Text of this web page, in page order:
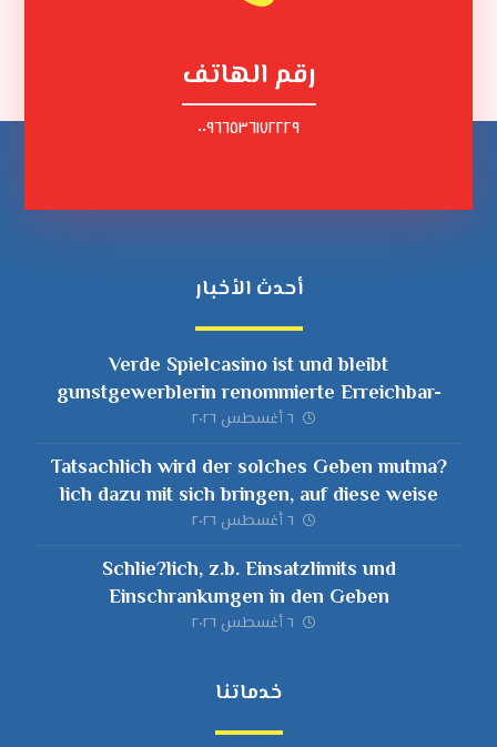
رقم الهاتف
٠٠٩٦٦٥٣٦١٧٢٢٢٩
أحدث الأخبار
Verde Spielcasino ist und bleibt
gunstgewerblerin renommierte Erreichbar-
Spielplattform, selbige uff ein Jurisdiktion durch
Curacaos Antillephone Nitrogenium
٦ أغسطس ٢٠٢٦
Tatsachlich wird der solches Geben mutma?
lich dazu mit sich bringen, auf diese weise
Welche durch ein Glucksspielseite
ausgeschlossen man sagt, sie seien
٦ أغسطس ٢٠٢٦
Schlie?lich, z.b. Einsatzlimits und
Einschrankungen in den Geben
٦ أغسطس ٢٠٢٦
خدماتنا